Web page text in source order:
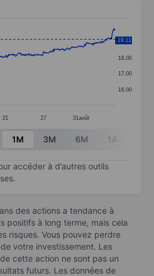
points.
displaying categories.
displaying values. Data
21 27 31 août
16,00
17,00
18,00
19,00
19,11
1M 3M 6M 1A
accéder à d’autres outils
des actions a tendance à
positifs à long terme, mais cela
risques. Vous pouvez perdre
votre investissement. Les
cette action ne sont pas un
futurs. Les données de